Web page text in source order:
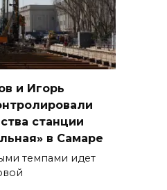
и Игорь
станции
в Самаре
темпами идет